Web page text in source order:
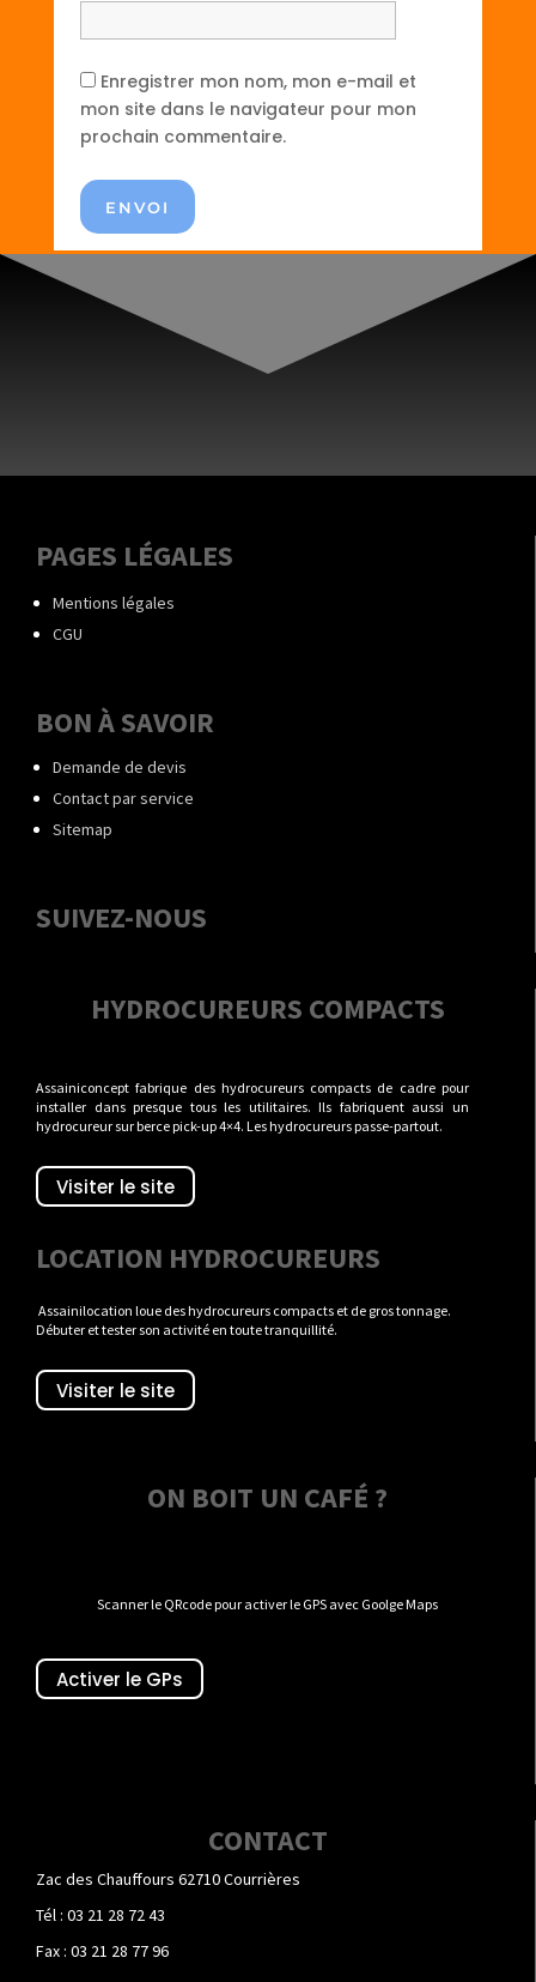
Enregistrer mon nom, mon e-mail et
mon site dans le navigateur pour mon
prochain commentaire.
ENVOI
PAGES LÉGALES
Mentions légales
CGU
BON À SAVOIR
Demande de devis
Contact par service
Sitemap
SUIVEZ-NOUS
HYDROCUREURS COMPACTS
Assainiconcept fabrique des hydrocureurs compacts de cadre pour
installer dans presque tous les utilitaires. Ils fabriquent aussi un
hydrocureur sur berce pick-up 4×4. Les hydrocureurs passe-partout.
Visiter le site
LOCATION HYDROCUREURS
Assainilocation loue des hydrocureurs compacts et de gros tonnage.
Débuter et tester son activité en toute tranquillité.
Visiter le site
ON BOIT UN CAFÉ ?
Scanner le QRcode pour activer le GPS avec Goolge Maps
Activer le GPs
CONTACT
Zac des Chauffours 62710 Courrières
Tél : 03 21 28 72 43
Fax : 03 21 28 77 96